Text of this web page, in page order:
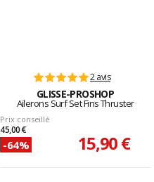
2 avis
GLISSE-PROSHOP
Ailerons Surf Set Fins Thruster
Prix conseillé
45,00 €
-64% 15,90 €